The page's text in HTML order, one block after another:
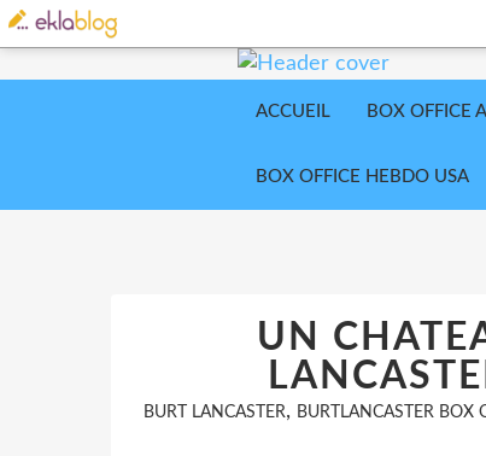
ACCUEIL BOX OFFICE
BOX OFFICE HEBDO USA
UN
BURT LANCASTER, BURTLANCASTER BOX